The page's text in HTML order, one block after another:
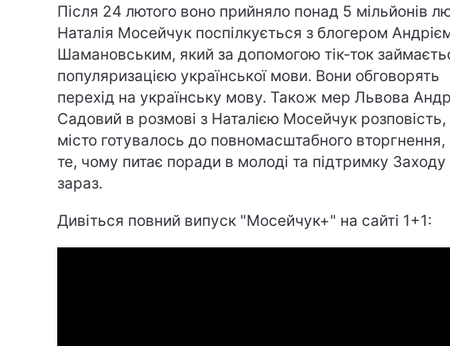
Після 24 лютого воно прийняло понад 5 мільйонів
Наталія Мосейчук поспілкується з блогером
Шамановським, який за допомогою тік-ток
популяризацією української мови. Вони обговорять
перехід на українську мову. Також мер Львова
Садовий в розмові з Наталією Мосейчук розповість,
місто готувалось до повномасштабного вторгнення,
те, чому питає поради в молоді та підтримку Заходу
зараз.
Дивіться повний випуск "Мосейчук+" на сайті 1+1: